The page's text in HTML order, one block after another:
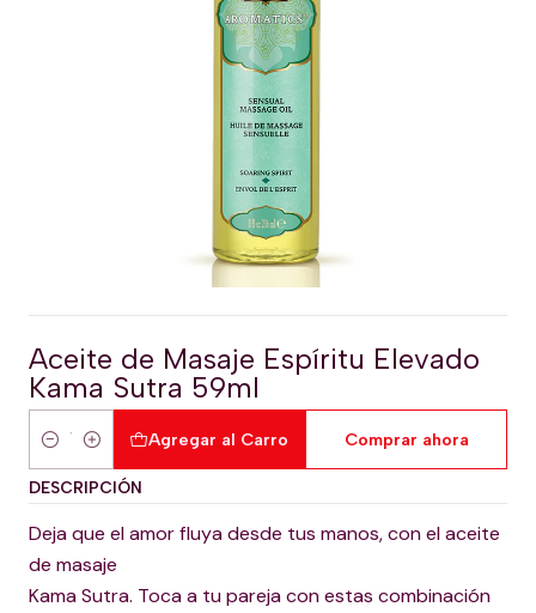
Aceite de Masaje Espíritu Elevado
Kama Sutra 59ml
Cantidad
Agregar al Carro Comprar ahora
DESCRIPCIÓN
Deja que el amor fluya desde tus manos, con el aceite
de masaje
Kama Sutra. Toca a tu pareja con estas combinación